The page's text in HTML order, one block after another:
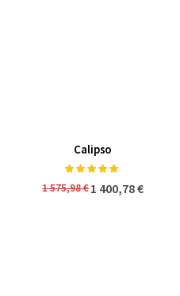
Calipso
Classificação:
1 575,98 €1 400,78 €